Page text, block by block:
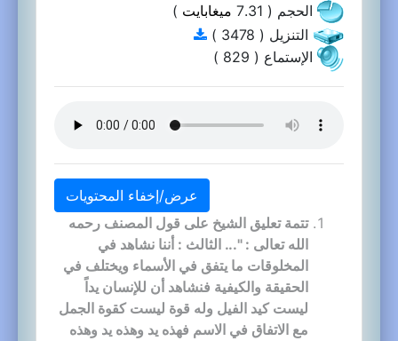
الحجم ( 7.31
ميغابايت )
التنزيل ( 3478 )
الإستماع ( 829 )
عرض/إخفاء المحتويات
تتمة تعليق الشيخ على قول المصنف رحمه
الله تعالى : "... الثالث : أننا نشاهد في
المخلوقات ما يتفق في الأسماء ويختلف في
الحقيقة والكيفية فنشاهد أن للإنسان يداً
ليست كيد الفيل وله قوة ليست كقوة الجمل
مع الاتفاق في الاسم فهذه يد وهذه يد وهذه